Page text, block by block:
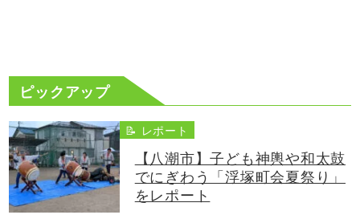
ピックアップ
📝 レポート
【八潮市】子ども神輿や和太鼓
でにぎわう「浮塚町会夏祭り」
をレポート